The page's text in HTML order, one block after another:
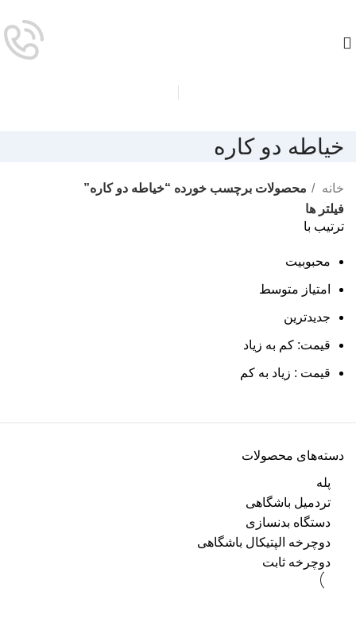
خیاطه دو کاره
خانه
محصولات برچسب خورده “خیاطه دو کاره”
فیلتر ها
ترتیب با
محبوبیت
امتیاز متوسط
جدیدترین
قیمت: کم به زیاد
قیمت : زیاد به کم
دسته‌های محصولات
پله
تردمیل باشگاهی
دستگاه بدنسازی
دوچرخه الپتیکال باشگاهی
دوچرخه ثابت